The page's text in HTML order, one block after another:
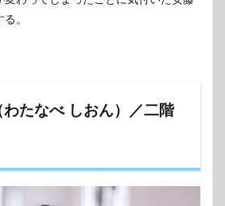
。
たなべ しおん）／二階